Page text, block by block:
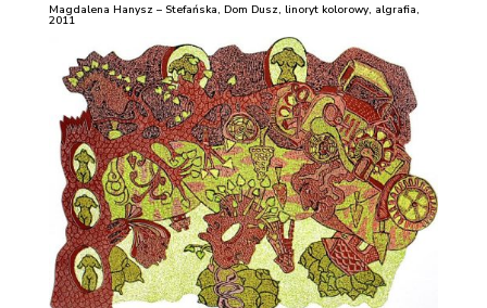
Magdalena Hanysz – Stefańska, Dom Dusz, linoryt kolorowy, algrafia,
2011